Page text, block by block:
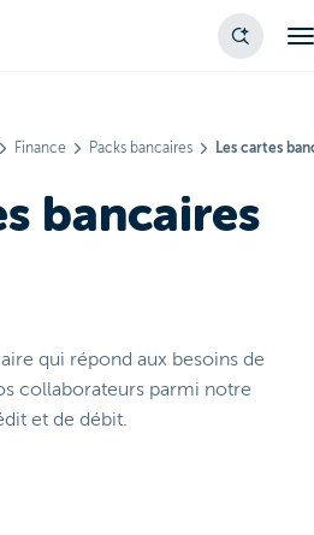
Finance Packs bancaires Les cartes
bancaires
qui répond aux besoins de
collaborateurs parmi notre
et de débit.